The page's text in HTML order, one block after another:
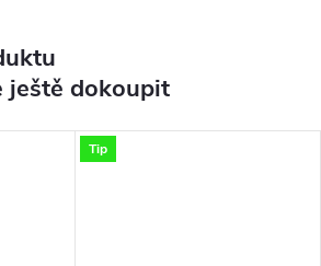
ještě dokoupit
Tip